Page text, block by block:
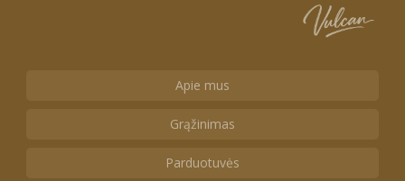
Apie mus
Grąžinimas
Parduotuvės